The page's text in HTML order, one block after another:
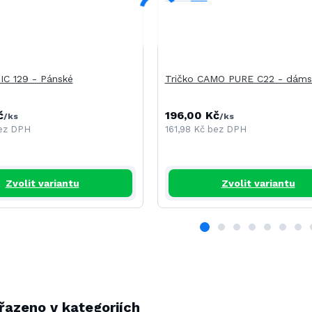
129 - Pánské
/ks
DPH
Zvolit variantu
Tričko CAMO PURE C22 -
196,00 Kč/ks
161,98 Kč bez DPH
Zvolit variantu
v kategoriích